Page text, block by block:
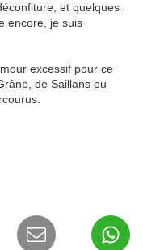
et quelques
encore, je suis
excessif pour ce
de Saillans ou